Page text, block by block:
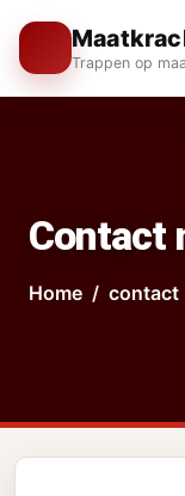
Trappen op
Contact
Home contact